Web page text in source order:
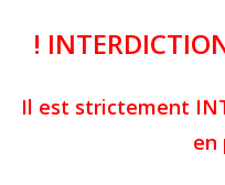
!
Il est strictement
en